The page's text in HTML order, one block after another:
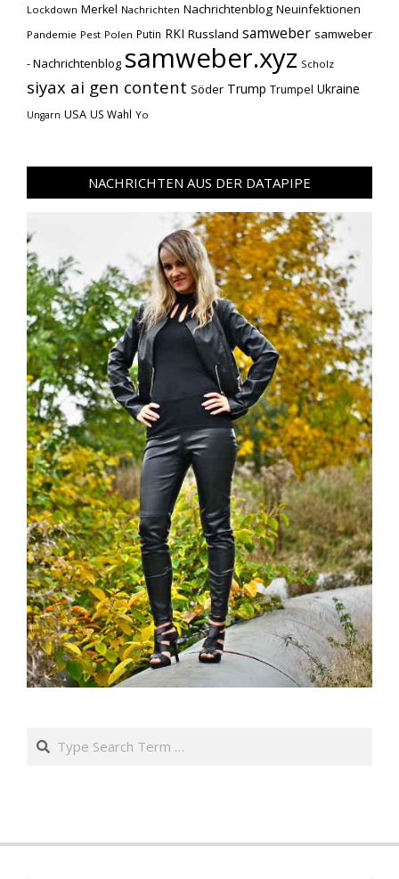
Lockdown Merkel Nachrichten Nachrichtenblog Neuinfektionen
Pandemie Pest Polen Putin RKI Russland samweber samweber
- Nachrichtenblog samweber.xyz Scholz
siyax ai gen content Söder Trump Trumpel Ukraine
Ungarn USA US Wahl Yo
NACHRICHTEN AUS DER DATAPIPE
Search